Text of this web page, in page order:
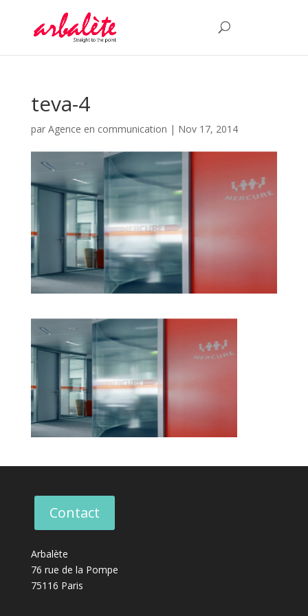
teva-4
par Agence en communication | Nov 17, 2014
Contact
Arbalète
76 rue de la Pompe
75116 Paris